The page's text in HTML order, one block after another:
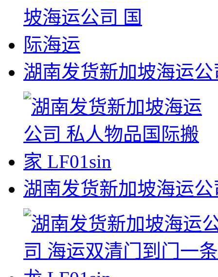
湖南发货新加坡海运
湖南发货新加坡海运